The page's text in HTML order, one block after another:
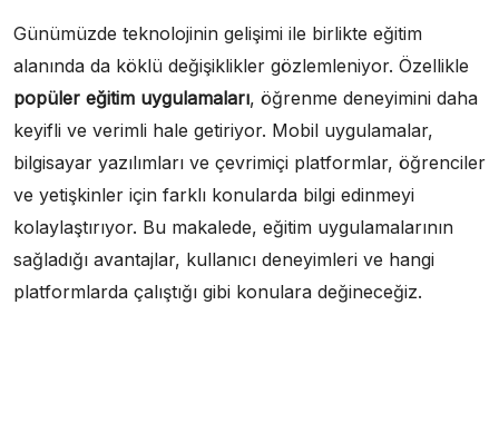
Günümüzde teknolojinin gelişimi ile birlikte eğitim
alanında da köklü değişiklikler gözlemleniyor. Özellikle
popüler eğitim uygulamaları, öğrenme deneyimini daha
keyifli ve verimli hale getiriyor. Mobil uygulamalar,
bilgisayar yazılımları ve çevrimiçi platformlar, öğrenciler
ve yetişkinler için farklı konularda bilgi edinmeyi
kolaylaştırıyor. Bu makalede, eğitim uygulamalarının
sağladığı avantajlar, kullanıcı deneyimleri ve hangi
platformlarda çalıştığı gibi konulara değineceğiz.